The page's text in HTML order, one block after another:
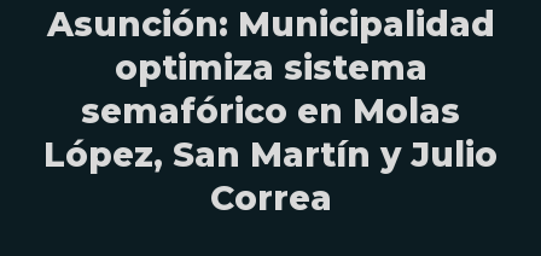
Asunción: Municipalidad
optimiza sistema
semafórico en Molas
López, San Martín y Julio
Correa